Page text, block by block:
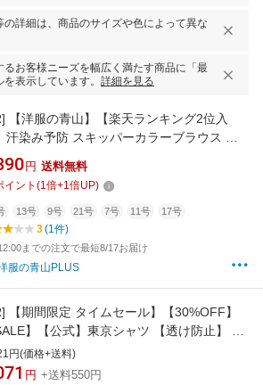
の詳細は、商品のサイズや色によって異な
るお客様ニーズを幅広く満たす商品に「最
表示しています。 詳細を見る
【洋服の青山】【楽天ランキング2位入
汗染み予防 スキッパーカラーブラウス レ
ース 7分袖 春夏秋冬 ピンク系 形態安定 ス
ッチ 撥水 防汚 UVカット OEKO-TEX オフ
ビジネス 事務服 かわいい おしゃれ カジュ
通勤 大きいサイズ ゆったり 七分袖 制服
円 送料無料
イント (1倍+1倍UP)
13号 9号 21号 7号 11号 17号
3(1件)
までの注文で最短8/17お届け
服の青山PLUS
【期間限定 タイムセール】【30%OFF】
】【公式】東京シャツ 【透け防止】 レ
ラー 長袖 形態安定 レディースシャツ
円(価格+送料)
円 +送料550円